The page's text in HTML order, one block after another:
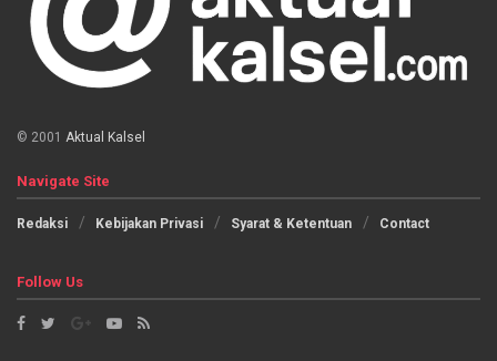
© 2001 Aktual Kalsel
Navigate Site
Redaksi Kebijakan Privasi Syarat & Ketentuan Contact
Follow Us